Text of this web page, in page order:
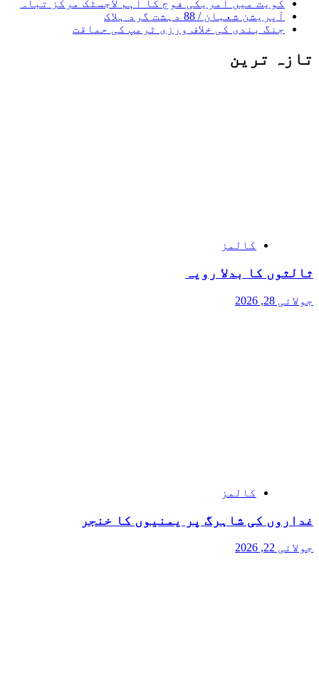
کویت میں امریکی فوج کا اہم لاجسٹک مرکز تباہ
آپریشن شعبان / 88 دہشت گرد ہلاک
جنگ بندی کی خلاف ورزی ٹرمپ کی حماقت
تازہ ترین
کالمز
ثالثوں کا بدلا رویہ
جولائی 28, 2026
کالمز
غداروں کی شاہرگ پر یمنیوں کا خنجر
جولائی 22, 2026